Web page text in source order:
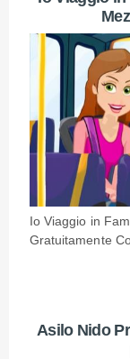
Io Viaggio in
Gratuitamente
Asilo Nido